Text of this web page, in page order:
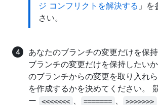
ジ コンフリクトを解決する 」
さい。
あなたのブランチの変更だけを保
ブランチの変更だけを保持したい
のブランチからの変更を取り入れ
を作成するかを決めてください。
ー
<<<<<<< 、 ======= 、 >>>>>>>